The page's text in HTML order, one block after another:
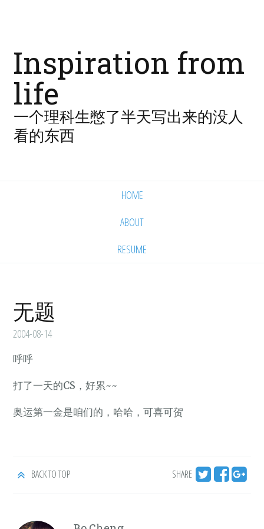
Inspiration from
life
一个理科生憋了半天写出来的没人
看的东西
HOME
ABOUT
RESUME
无题
2004-08-14
呼呼
打了一天的CS，好累~~
奥运第一金是咱们的，哈哈，可喜可贺
BACK TO TOP SHARE